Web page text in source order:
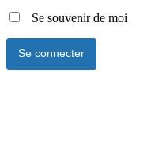
Se souvenir de moi